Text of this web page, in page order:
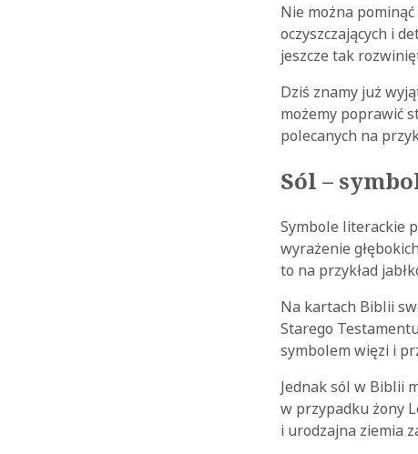
Nie można pominąć
oczyszczających i
jeszcze tak
Dziś znamy już
możemy poprawić
polecanych na
Sól –
Symbole literackie
wyrażenie
to na przykład
Na kartach Biblii
Starego
symbolem więzi i
Jednak sól w Biblii
w przypadku żony
i urodzajna ziemia